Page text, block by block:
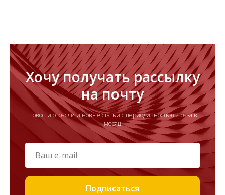
Хочу получать рассылку
на почту
Новости отрасли и новые статьи с периодичностью 2 раза в
месяц
Подписаться